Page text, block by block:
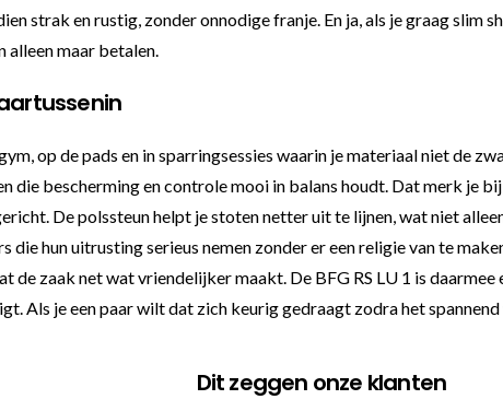
strak en rustig, zonder onnodige franje. En ja, als je graag slim
maar betalen.
op de pads en in sparringsessies waarin je materiaal niet de
die bescherming en controle mooi in balans houdt. Dat merk je
De polssteun helpt je stoten netter uit te lijnen, wat niet
hun uitrusting serieus nemen zonder er een religie van te
de zaak net wat vriendelijker maakt. De BFG RS LU 1 is
Als je een paar wilt dat zich keurig gedraagt zodra het
Dit zeggen onze klanten